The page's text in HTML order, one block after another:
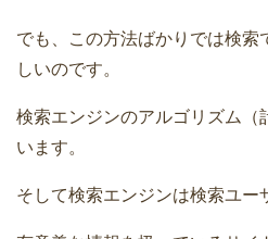
でも、この方法ばかりでは検索
しいのです。
検索エンジンのアルゴリズム（
います。
そして検索エンジンは検索ユー